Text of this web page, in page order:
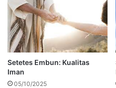
Setetes Embun: Kualitas
Iman
05/10/2025